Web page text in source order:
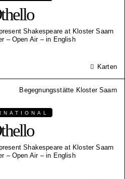
Shakespeare at Kloster Saarn
– Open Air – in English
Karten
Begegnungsstätte Kloster Saarn
Shakespeare at Kloster Saarn
– Open Air – in English